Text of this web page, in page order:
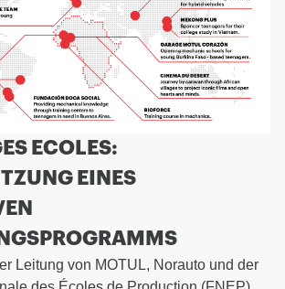
ECOLES:
EINES
Leitung von MOTUL, Norauto und der